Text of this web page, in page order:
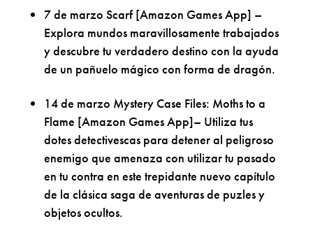
7 de marzo Scarf [Amazon Games App] –
Explora mundos maravillosamente trabajados
y descubre tu verdadero destino con la ayuda
de un pañuelo mágico con forma de dragón.
14 de marzo Mystery Case Files: Moths to a
Flame [Amazon Games App]– Utiliza tus
dotes detectivescas para detener al peligroso
enemigo que amenaza con utilizar tu pasado
en tu contra en este trepidante nuevo capítulo
de la clásica saga de aventuras de puzles y
objetos ocultos.